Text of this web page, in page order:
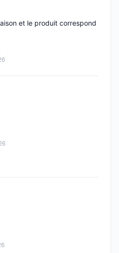
et le produit correspond